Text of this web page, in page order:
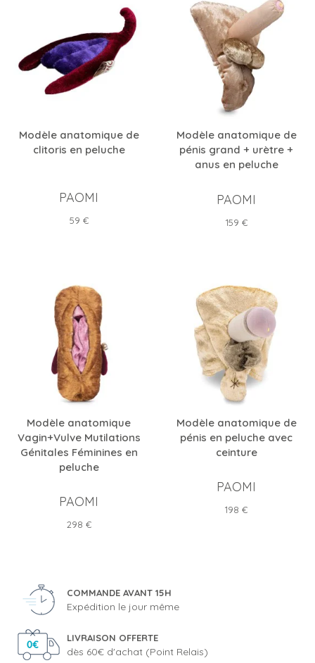
Modèle anatomique de
clitoris en peluche
PAOMI
Prix
59 €
Modèle anatomique de
pénis grand + urètre +
anus en peluche
PAOMI
Prix
159 €
Modèle anatomique
Vagin+Vulve Mutilations
Génitales Féminines en
peluche
PAOMI
Prix
298 €
Modèle anatomique de
pénis en peluche avec
ceinture
PAOMI
Prix
198 €
COMMANDE AVANT 15H
Expédition le jour même
LIVRAISON OFFERTE
dès 60€ d'achat (Point Relais)